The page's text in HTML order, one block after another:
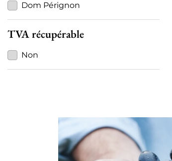
Dom Pérignon
TVA récupérable
Non